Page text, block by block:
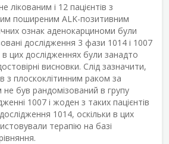
лікованим і 12 пацієнтів з
поширеним ALK-позитивним
ознак аденокарциноми були
дослідження 3 фази 1014 і 1007
в цих дослідженнях були занадто
висновки. Слід зазначити,
з плоскоклітинним раком за
не був рандомізований в групу
1007 і жоден з таких пацієнтів
1014, оскільки в цих
терапію на базі